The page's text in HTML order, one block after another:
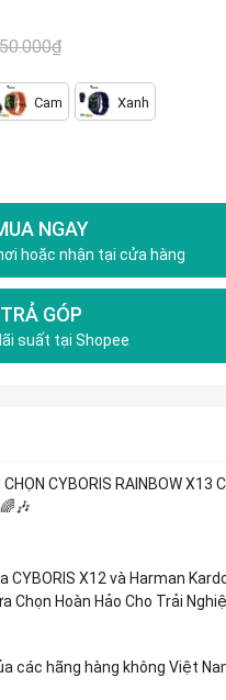
Cam Xanh
NGAY
hoặc nhận tại cửa hàng
TRẢ GÓP
suất tại Shopee
CHỌN CYBORIS RAINBOW X13
CYBORIS X12 và Harman
Chọn Hoàn Hảo Cho Trải
các hãng hàng không Việt